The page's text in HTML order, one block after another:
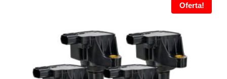
Oferta!